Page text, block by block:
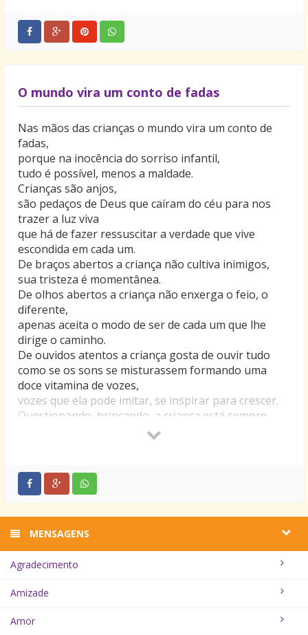
O mundo vira um conto de fadas
Nas mãos das crianças o mundo vira um conto de
fadas,
porque na inocência do sorriso infantil,
tudo é possível, menos a maldade.
Crianças são anjos,
são pedaços de Deus que caíram do céu para nos
trazer a luz viva
que há de fazer ressuscitar a verdade que vive
escondida em cada um.
De braços abertos a criança não cultiva inimigos,
sua tristeza é momentânea.
De olhos abertos a criança não enxerga o feio, o
diferente,
apenas aceita o modo de ser de cada um que lhe
dirige o caminho.
De ouvidos atentos a criança gosta de ouvir tudo
como se os sons se misturassem formando uma
doce vitamina de vozes,
vozes que ela pode imitar, se inspirar para crescer.
Questionando, brincando, a criança está sempre
e quer sugá-lo como se fosse seu único alimento,
não lhe dê uma mamadeira de ódio,
inesquecível.
Criança me lembra: cor, amor, arco-íris, rosas,
doce de brigadeiro,
tintas das cores: vermelha, laranja, azul, amarelo;
Ser criança é estar de bem com a vida,
Feliz Dia Das Crianças!
MENSAGENS
Agradecimento
Amizade
Amor